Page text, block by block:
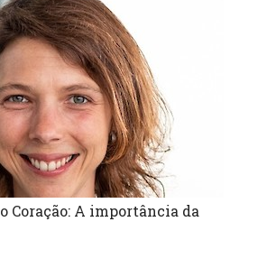
Coração: A importância da